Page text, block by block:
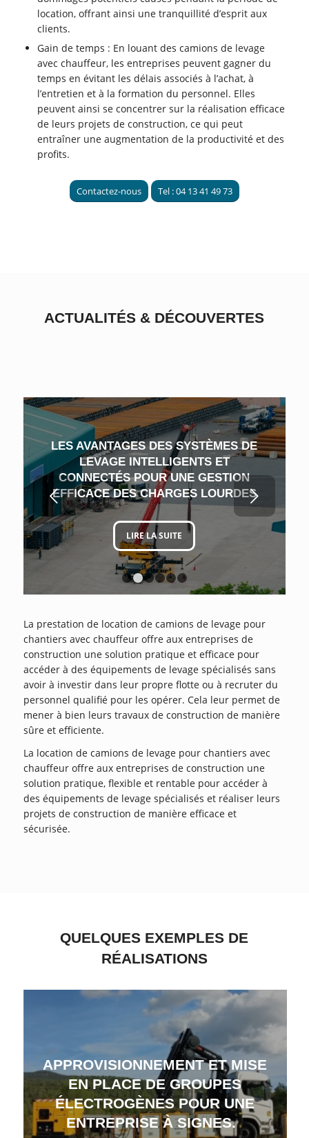
location, offrant ainsi une tranquillité d’esprit aux
clients.
Gain de temps : En louant des camions de levage
avec chauffeur, les entreprises peuvent gagner du
temps en évitant les délais associés à l’achat, à
l’entretien et à la formation du personnel. Elles
peuvent ainsi se concentrer sur la réalisation efficace
de leurs projets de construction, ce qui peut
entraîner une augmentation de la productivité et des
profits.
Contactez-nous Tel : 04 13 41 49 73
ACTUALITÉS & DÉCOUVERTES
LES AVANTAGES DES SYSTÈMES DE
LEVAGE INTELLIGENTS ET
CONNECTÉS POUR UNE GESTION
EFFICACE DES CHARGES LOURDES
LIRE LA SUITE
Suivant
1 2 3 4 5 6
La prestation de location de camions de levage pour
chantiers avec chauffeur offre aux entreprises de
construction une solution pratique et efficace pour
accéder à des équipements de levage spécialisés sans
avoir à investir dans leur propre flotte ou à recruter du
personnel qualifié pour les opérer. Cela leur permet de
mener à bien leurs travaux de construction de manière
sûre et efficiente.
La location de camions de levage pour chantiers avec
chauffeur offre aux entreprises de construction une
solution pratique, flexible et rentable pour accéder à
des équipements de levage spécialisés et réaliser leurs
projets de construction de manière efficace et
sécurisée.
QUELQUES EXEMPLES DE
RÉALISATIONS
APPROVISIONNEMENT ET MISE
EN PLACE DE GROUPES
ÉLECTROGÈNES POUR UNE
ENTREPRISE À SIGNES.